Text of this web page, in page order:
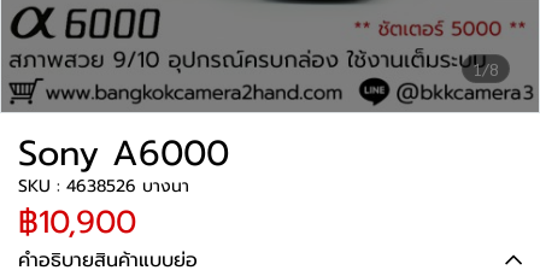
1/8
Sony A6000
SKU : 4638526 บางนา
฿10,900
คำอธิบายสินค้าแบบย่อ